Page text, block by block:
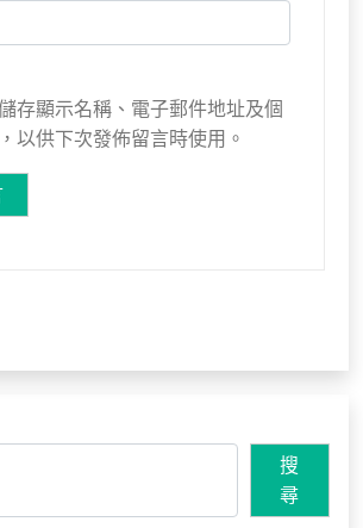
存顯示名稱、電子郵件地址及個
以供下次發佈留言時使用。
搜
尋